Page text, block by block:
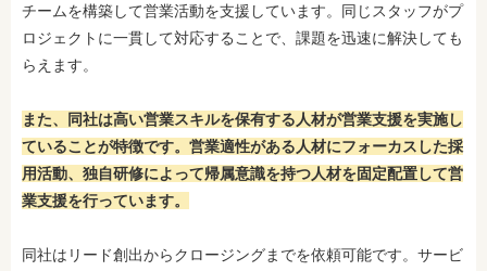
チームを構築して営業活動を支援しています。同じスタッフがプ
ロジェクトに一貫して対応することで、課題を迅速に解決しても
らえます。
また、同社は高い営業スキルを保有する人材が営業支援を実施し
ていることが特徴です。営業適性がある人材にフォーカスした採
用活動、独自研修によって帰属意識を持つ人材を固定配置して営
業支援を行っています。
同社はリード創出からクロージングまでを依頼可能です。サービ